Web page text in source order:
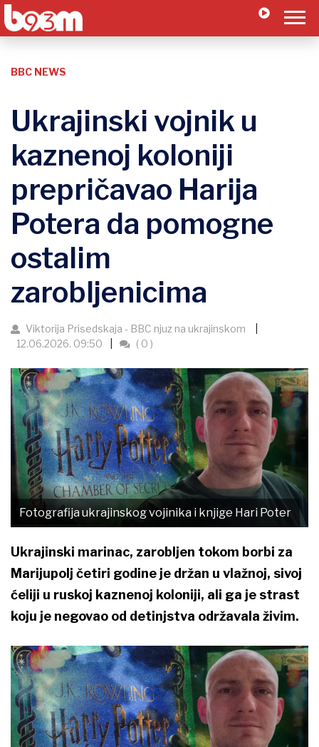
BBC NEWS
Ukrajinski vojnik u
kaznenoj koloniji
prepričavao Harija
Potera da pomogne
ostalim
zarobljenicima
Viktorija Prisedskaja - BBC njuz na ukrajinskom
12.06.2026. 09:50
( 0 )
Fotografija ukrajinskog vojinika i knjige Hari Poter
Ukrajinski marinac, zarobljen tokom borbi za
Marijupolj četiri godine je držan u vlažnoj, sivoj
ćeliji u ruskoj kaznenoj koloniji, ali ga je strast
koju je negovao od detinjstva održavala živim.